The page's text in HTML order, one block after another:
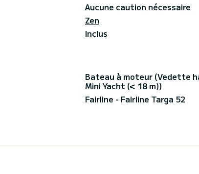
Aucune caution nécessaire
Zen
Inclus
Bateau à moteur (Vedette
Mini Yacht (< 18 m))
Fairline - Fairline Targa 52